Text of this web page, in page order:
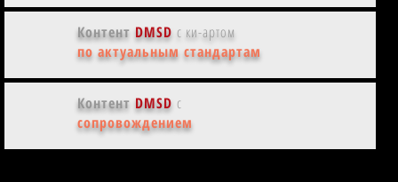
Контент DMSD с ки-артом
по актуальным стандартам
Контент DMSD с
сопровождением